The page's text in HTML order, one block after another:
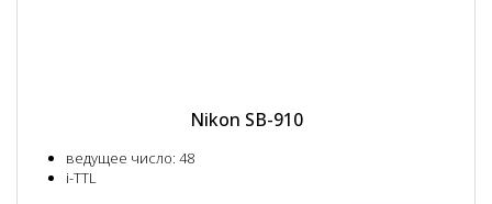
Nikon SB-910
ведущее число: 48
i-TTL